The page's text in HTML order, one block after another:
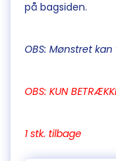
på bagsiden.
OBS: Mønstret kan
OBS: KUN
1 stk. tilbage